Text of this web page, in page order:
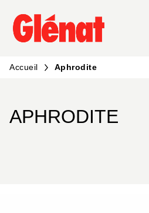
MENU RECHERCHE
PIED DE PAGE
Accueil Aphrodite
APHRODITE